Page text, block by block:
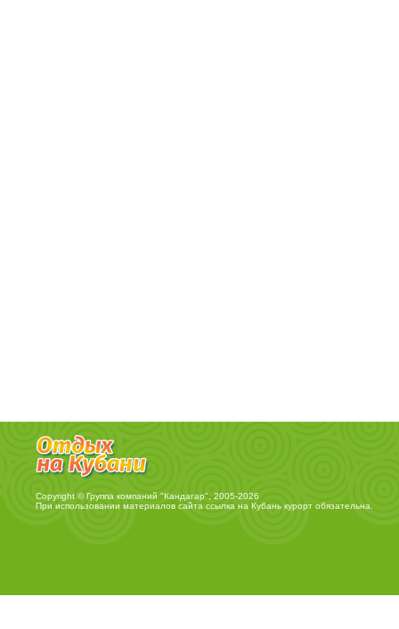
Copyright © Группа компаний "Кандагар", 2005-2026
При использовании материалов сайта ссылка на Кубань курортобязательна.